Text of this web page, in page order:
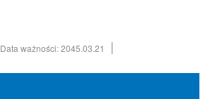
Data ważności: 2045.03.21